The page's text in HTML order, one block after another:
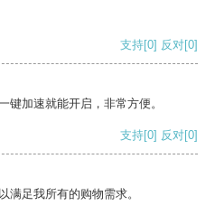
支持[0] 反对[0]
键加速就能开启，非常方便。
支持[0] 反对[0]
满足我所有的购物需求。